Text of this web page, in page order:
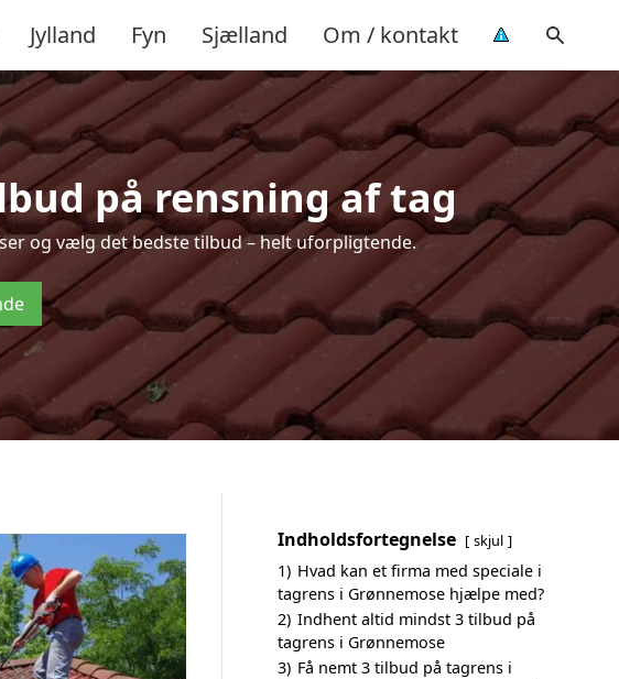
Jylland Fyn Sjælland Om / kontakt
på rensning af tag
og vælg det bedste tilbud – helt uforpligtende.
Indholdsfortegnelse skjul
1) Hvad kan et firma med speciale i
tagrens i Grønnemose hjælpe med?
2) Indhent altid mindst 3 tilbud på
tagrens i Grønnemose
3) Få nemt 3 tilbud på tagrens i